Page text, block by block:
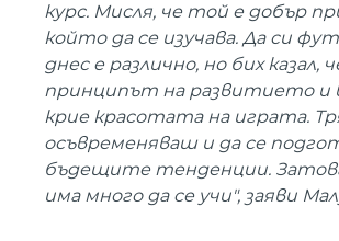
курс. Мисля, че той е добър
който да се изучава. Да си
днес е различно, но бих казал,
принципът на развитието и
крие красотата на играта.
осъвременяваш и да се
бъдещите тенденции. Затова
има много да се учи", заяви